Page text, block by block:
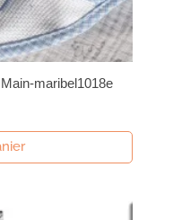
maribel1018e